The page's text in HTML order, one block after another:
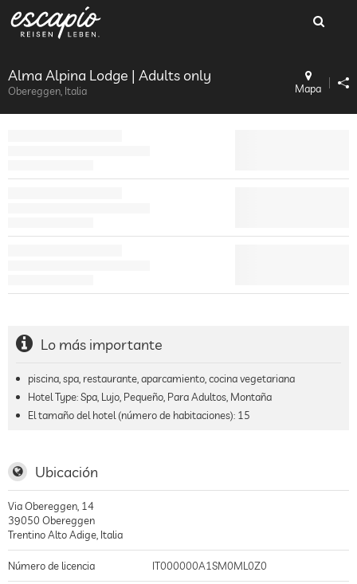
Alma Alpina Lodge | Adults only
Obereggen, Italia Mapa
Lo más importante
piscina, spa, restaurante, aparcamiento, cocina vegetariana
Hotel Type: Spa, Lujo, Pequeño, Para Adultos, Montaña
El tamaño del hotel (número de habitaciones): 15
Ubicación
Via Obereggen, 14
39050 Obereggen
Trentino Alto Adige Italia
Número de licencia IT000000A1SM0ML0Z0